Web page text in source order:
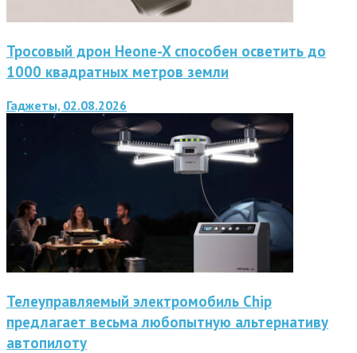
Тросовый дрон Heone-X способен осветить до
1000 квадратных метров земли
Гаджеты, 02.08.2026
Телеуправляемый электромобиль Chip
предлагает весьма любопытную альтернативу
автопилоту